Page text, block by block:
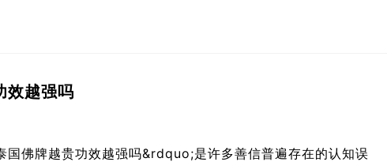
效越强吗
佛牌越贵功效越强吗&rdquo;是许多善信普遍存在的认知误